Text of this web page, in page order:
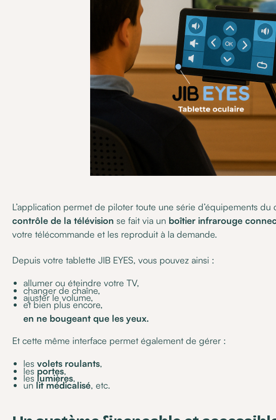
L’application permet de piloter toute une série d’équipements du
contrôle de la télévision se fait via un boîtier infrarouge
votre télécommande et les reproduit à la demande.
Depuis votre tablette JIB EYES, vous pouvez ainsi :
allumer ou éteindre votre TV,
changer de chaîne,
ajuster le volume,
et bien plus encore,
en ne bougeant que les yeux.
Et cette même interface permet également de gérer :
les volets roulants,
les portes,
les lumières,
un lit médicalisé, etc.